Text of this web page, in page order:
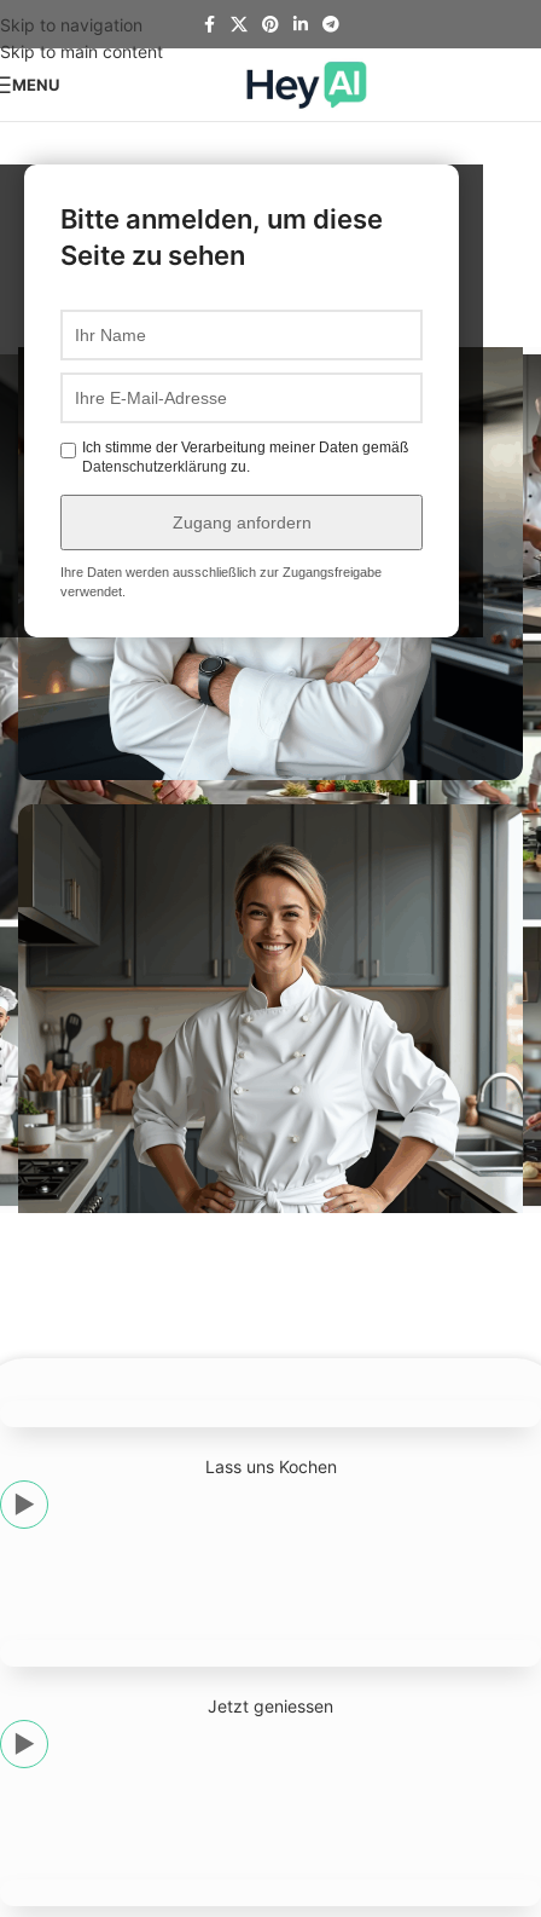
Skip to navigation
Skip to main content
MENU
Bitte anmelden, um diese
Seite zu sehen
Ich stimme der Verarbeitung meiner Daten gemäß
Datenschutzerklärung zu.
Zugang anfordern
Ihre Daten werden ausschließlich zur Zugangsfreigabe
verwendet.
Alles. Jederzeit. Überall.
Lorem ipsum
Lass uns Kochen
▶
Jetzt geniessen
▶